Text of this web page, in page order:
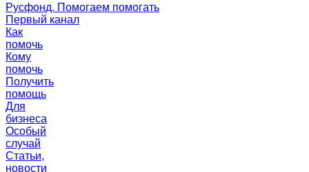
Русфонд. Помогаем помогать
Первый канал
Как
помочь
Кому
помочь
Получить
помощь
Для
бизнеса
Особый
случай
Статьи,
новости